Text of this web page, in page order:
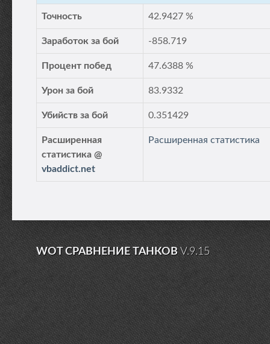
Точность 42.9427 %
Заработок за бой -858.719
Процент побед 47.6388 %
Урон за бой 83.9332
Убийств за бой 0.351429
Расширенная
статистика @
vbaddict.net
Расширенная статистика
WOT СРАВНЕНИЕ ТАНКОВV.9.15